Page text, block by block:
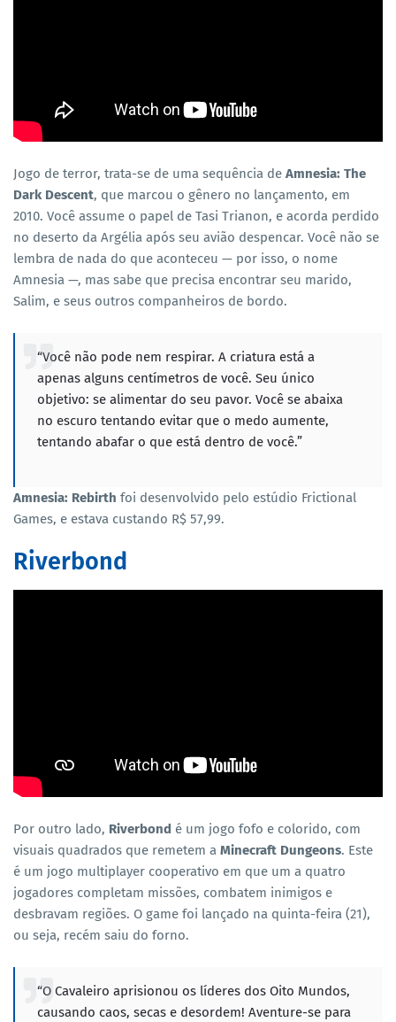
Jogo de terror, trata-se de uma sequência de Amnesia: The
Dark Descent, que marcou o gênero no lançamento, em
2010. Você assume o papel de Tasi Trianon, e acorda perdido
no deserto da Argélia após seu avião despencar. Você não se
lembra de nada do que aconteceu — por isso, o nome
Amnesia —, mas sabe que precisa encontrar seu marido,
Salim, e seus outros companheiros de bordo.
“Você não pode nem respirar. A criatura está a
apenas alguns centímetros de você. Seu único
objetivo: se alimentar do seu pavor. Você se abaixa
no escuro tentando evitar que o medo aumente,
tentando abafar o que está dentro de você.”
Amnesia: Rebirth foi desenvolvido pelo estúdio Frictional
Games, e estava custando R$ 57,99.
Riverbond
Por outro lado, Riverbond é um jogo fofo e colorido, com
visuais quadrados que remetem a Minecraft Dungeons. Este
é um jogo multiplayer cooperativo em que um a quatro
jogadores completam missões, combatem inimigos e
desbravam regiões. O game foi lançado na quinta-feira (21),
ou seja, recém saiu do forno.
“O Cavaleiro aprisionou os líderes dos Oito Mundos,
causando caos, secas e desordem! Aventure-se para